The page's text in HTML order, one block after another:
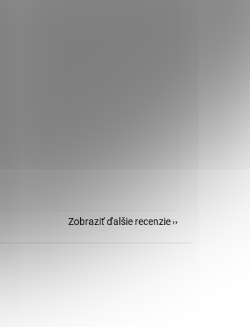
Zobraziť ďalšie recenzie